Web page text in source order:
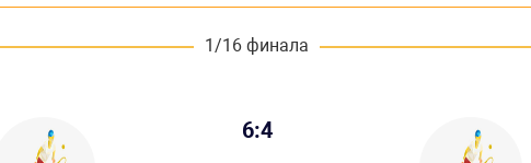
1/16 финала
6:4